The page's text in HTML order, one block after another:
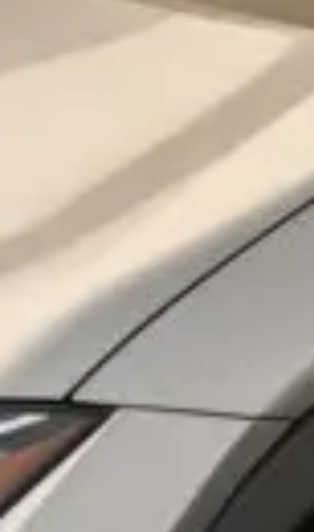
osobních údajů
Přihlášení k odběru novinek
Rezervovat termín